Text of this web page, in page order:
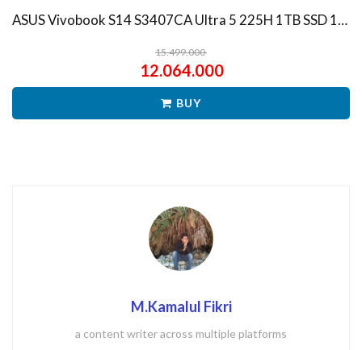
ASUS Vivobook S14 S3407CA Ultra 5 225H 1TB SSD 16GB WUXGA IPS Win11+OHS
15.499.000
12.064.000
BUY
M.Kamalul Fikri
a content writer across multiple platforms